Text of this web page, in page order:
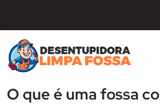
O que é uma fossa